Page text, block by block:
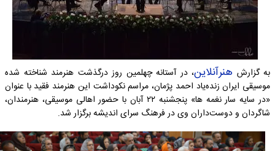
به گزارش هنرآنلاین، در آستانه‌ چهلمین روز درگذشت هنرمند شناخته شده
موسیقی ایران زنده‌یاد احمد پژمان، مراسم نکوداشت این هنرمند فقید با عنوان
«در سایه سار نغمه ها» پنجشنبه ۲۲ آبان با حضور اهالی موسیقی، هنرمندان،
شاگردان و دوست‌داران وی در فرهنگ سرای اندیشه برگزار شد.